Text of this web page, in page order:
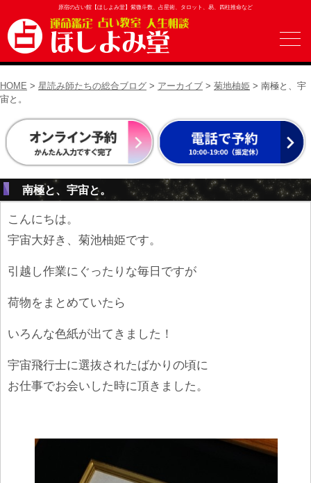
原宿の占い館【ほしよみ堂】紫微斗数、占星術、タロット、易、四柱推命など
HOME > 星読み師たちの総合ブログ > アーカイブ > 菊地柚姫 > 南極と、宇
宙と。
南極と、宇宙と。
こんにちは。
宇宙大好き、菊池柚姫です。
引越し作業にぐったりな毎日ですが
荷物をまとめていたら
いろんな色紙が出てきました！
宇宙飛行士に選抜されたばかりの頃に
お仕事でお会いした時に頂きました。